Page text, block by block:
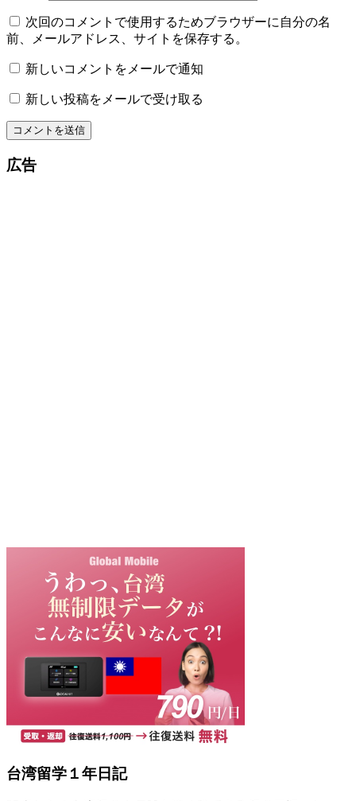
次回のコメントで使用するためブラウザーに自分の名
前、メールアドレス、サイトを保存する。
新しいコメントをメールで通知
新しい投稿をメールで受け取る
広告
台湾留学１年日記